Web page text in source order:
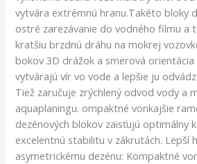
vytvára extrémnú hranu.Takéto bloky
ostré zarezávanie do vodného filmu a
kratšiu brzdnú dráhu na mokrej
bokov 3D drážok a smerová
vytvárajú vír vo vode a lepšie ju
Tiež zaručuje zrýchlený odvod vody a
aquaplaningu. ompaktné vonkajšie
dezénových blokov zaisťujú optimálny
excelentnú stabilitu v zákrutách. Lepší
asymetrickému dezénu: Kompaktné